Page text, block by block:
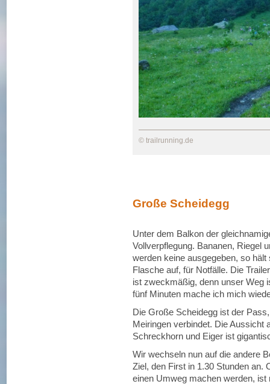
© trailrunning.de
Große Scheidegg
Unter dem Balkon der
Vollverpflegung. Bananen, Riegel
werden keine ausgegeben, so
Flasche auf, für Notfälle. Die
ist zweckmäßig, denn unser Weg
fünf Minuten mache ich mich
Die Große Scheidegg ist der
Meiringen verbindet. Die Aussicht
Schreckhorn und Eiger ist
Wir wechseln nun auf die andere
Ziel, den First in 1.30 Stunden an.
einen Umweg machen werden,